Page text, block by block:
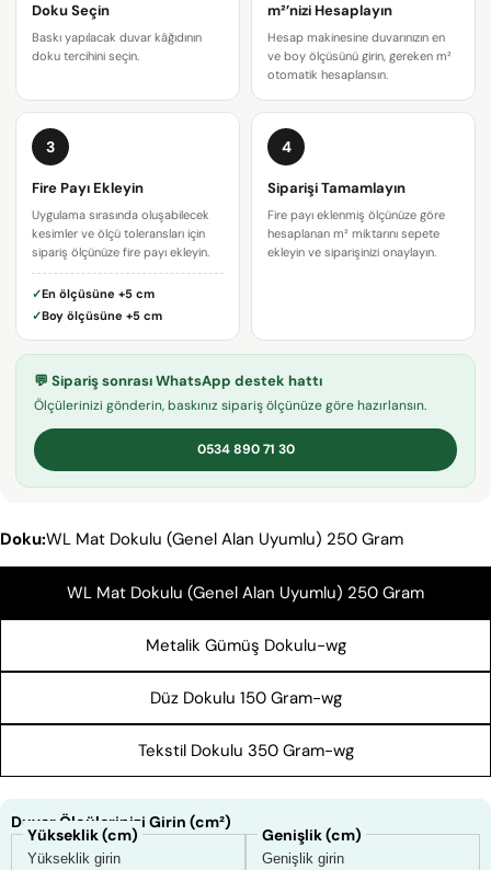
Doku Seçin
Baskı yapılacak duvar kâğıdının
doku tercihini seçin.
m²’nizi Hesaplayın
Hesap makinesine duvarınızın en
ve boy ölçüsünü girin, gereken m²
otomatik hesaplansın.
3
Fire Payı Ekleyin
Uygulama sırasında oluşabilecek
kesimler ve ölçü toleransları için
sipariş ölçünüze fire payı ekleyin.
✓En ölçüsüne +5 cm
✓Boy ölçüsüne +5 cm
4
Siparişi Tamamlayın
Fire payı eklenmiş ölçünüze göre
hesaplanan m² miktarını sepete
ekleyin ve siparişinizi onaylayın.
💬 Sipariş sonrası WhatsApp destek hattı
Ölçülerinizi gönderin, baskınız sipariş ölçünüze göre hazırlansın.
0534 890 71 30
Doku:WL Mat Dokulu (Genel Alan Uyumlu) 250 Gram
WL Mat Dokulu (Genel Alan Uyumlu) 250 Gram
Metalik Gümüş Dokulu-wg
Düz Dokulu 150 Gram-wg
Tekstil Dokulu 350 Gram-wg
Duvar Ölçülerinizi Girin (cm²)
Yükseklik (cm) Genişlik (cm)
Bu ürünü paylaş
Paylaş
Facebook'ta
Pinterest'teki
Bir soru sor
Adınız
E-
posta
adresiniz
Telefonunuz
Mesajın